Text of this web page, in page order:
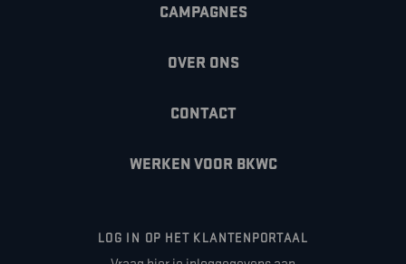
CAMPAGNES
OVER ONS
CONTACT
WERKEN VOOR BKWC
LOG IN OP HET KLANTENPORTAAL